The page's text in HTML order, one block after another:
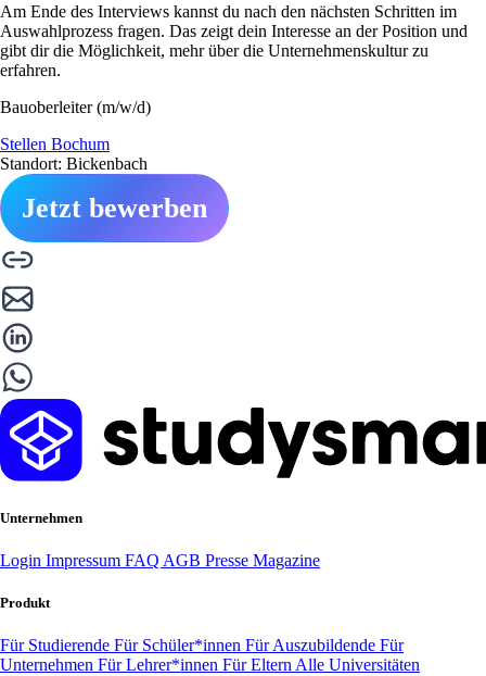
Am Ende des Interviews kannst du nach den nächsten Schritten im
Auswahlprozess fragen. Das zeigt dein Interesse an der Position und
gibt dir die Möglichkeit, mehr über die Unternehmenskultur zu
erfahren.
Bauoberleiter (m/w/d)
Stellen Bochum
Standort: Bickenbach
Jetzt bewerben
Unternehmen
Login Impressum FAQ AGB Presse Magazine
Produkt
Für Studierende Für Schüler*innen Für Auszubildende Für
Unternehmen Für Lehrer*innen Für Eltern Alle Universitäten